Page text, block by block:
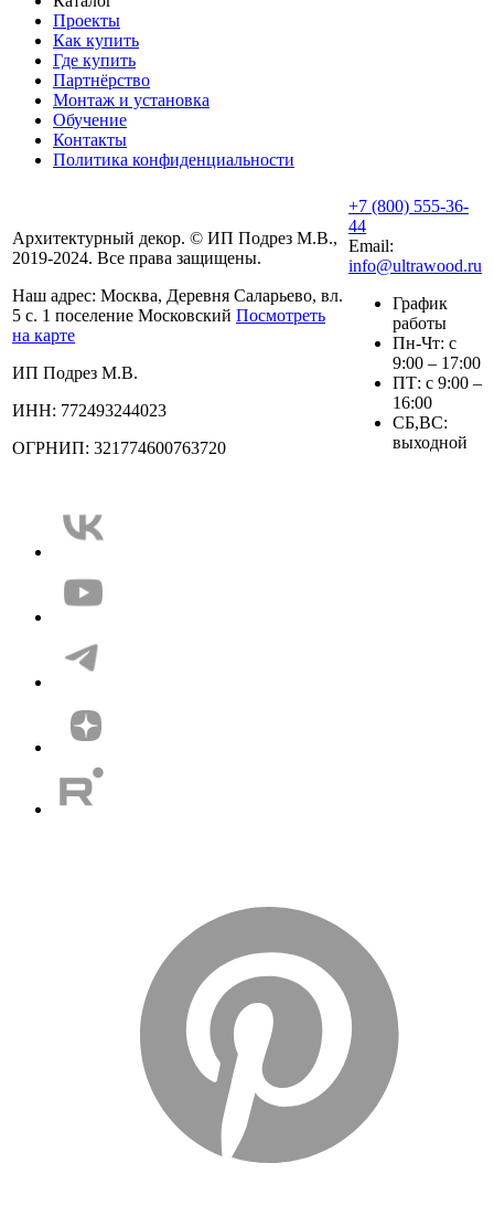
Проекты
Как купить
Где купить
Партнёрство
Монтаж и установка
Обучение
Контакты
Политика конфиденциальности
Архитектурный декор. © ИП Подрез М.В.,
2019-2024. Все права защищены.
Наш адрес: Москва, Деревня Саларьево, вл.
5 с. 1 поселение Московский Посмотреть
на карте
ИП Подрез М.В.
ИНН: 772493244023
ОГРНИП: 321774600763720
+7 (800) 555-36-
44
Email:
info@ultrawood.ru
График
работы
Пн-Чт: с
9:00 – 17:00
ПТ: с 9:00 –
16:00
СБ,ВС:
выходной